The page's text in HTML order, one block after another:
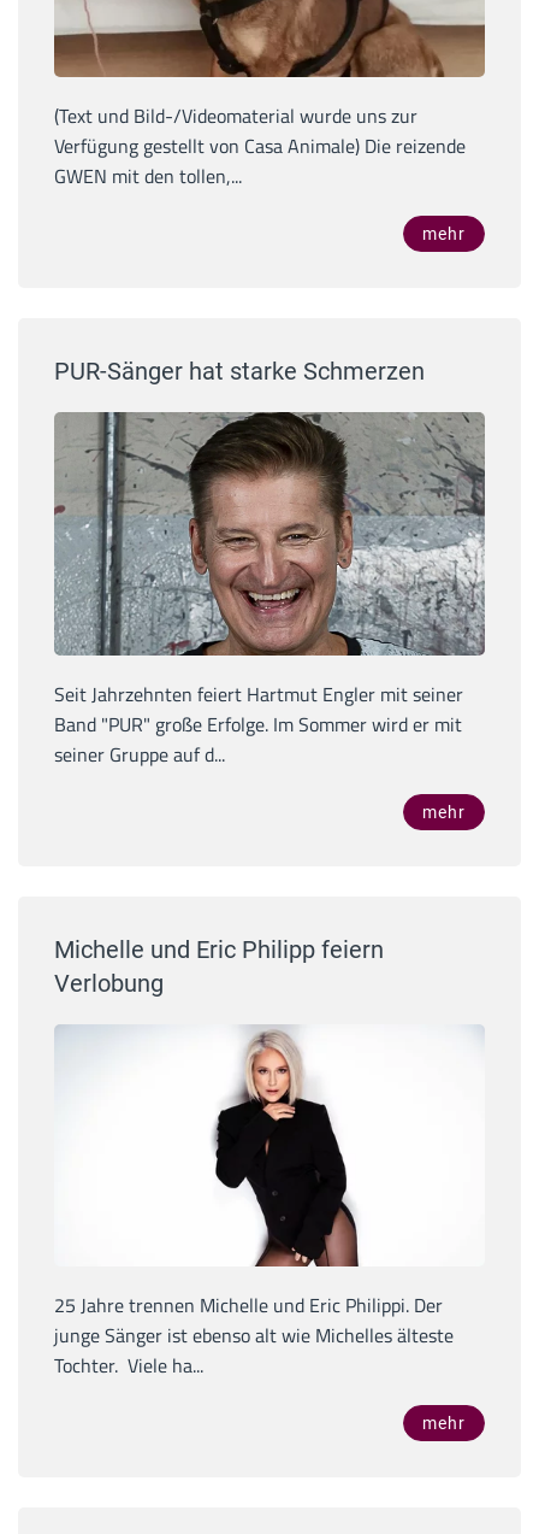
(Text und Bild-/Videomaterial wurde uns zur
Verfügung gestellt von Casa Animale) Die reizende
GWEN mit den tollen,...
mehr
PUR-Sänger hat starke Schmerzen
Seit Jahrzehnten feiert Hartmut Engler mit seiner
Band "PUR" große Erfolge. Im Sommer wird er mit
seiner Gruppe auf d...
mehr
Michelle und Eric Philipp feiern
Verlobung
25 Jahre trennen Michelle und Eric Philippi. Der
junge Sänger ist ebenso alt wie Michelles älteste
Tochter. Viele ha...
mehr